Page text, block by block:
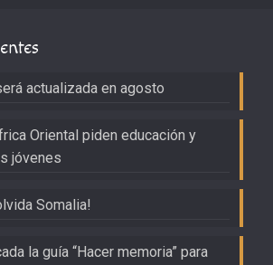
actualizada en agosto
Oriental piden educación y
jóvenes
Somalia!
la guía “Hacer memoria” para